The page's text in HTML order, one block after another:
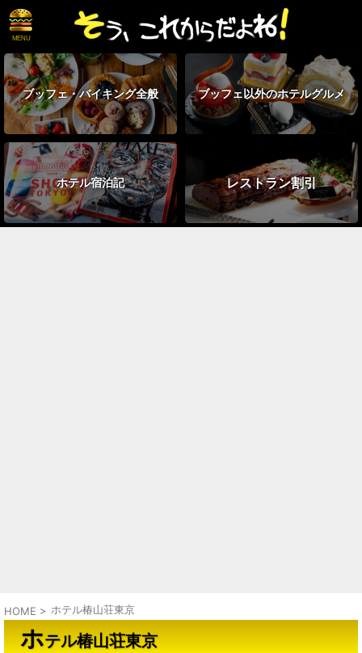
ブッフェ・バイキング全般 ブッフェ以外のホテルグルメ
ホテル宿泊記 レストラン割引
HOME > ホテル椿山荘東京
ホテル椿山荘東京